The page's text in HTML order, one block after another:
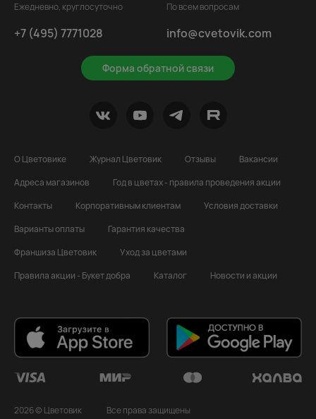
Ежедневно, круглосуточно
+7 (495) 7771028
Форма обратной связи
По всем вопросам
info@cvetovik.com
О Цветовике Журнал Цветовик Отзывы
Вакансии
Адреса магазинов
Год в цветах - правила проведения акции
Контакты
Корпоративным клиентам
Условия доставки
Варианты оплаты
Гарантия качества
Франшиза Цветовик
Уход за цветами
Правила акции - Букет добра
Каталог Новости и акции
2026 © Цветовик Все права защищены